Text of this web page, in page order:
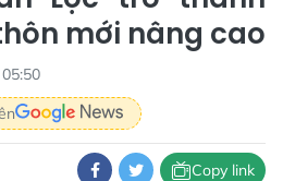
mới nâng cao
Copy link